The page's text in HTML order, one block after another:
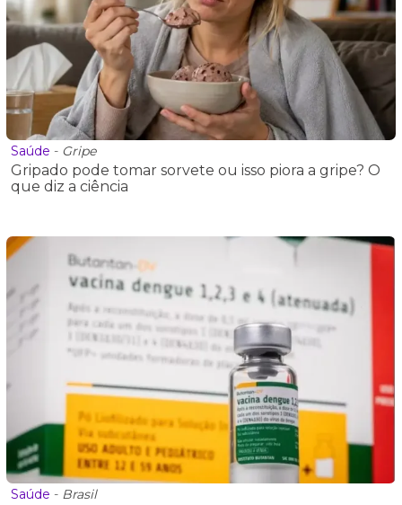
Saúde - Gripe
Gripado pode tomar sorvete ou isso piora a gripe? O
que diz a ciência
Saúde - Brasil